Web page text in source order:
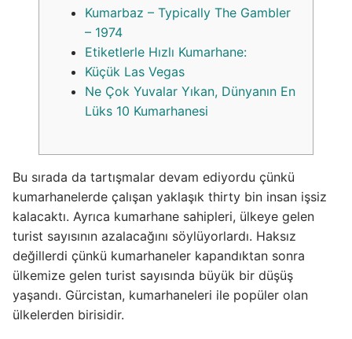
Kumarbaz – Typically The Gambler
– 1974
Etiketlerle Hızlı Kumarhane:
Küçük Las Vegas
Ne Çok Yuvalar Yıkan, Dünyanın En
Lüks 10 Kumarhanesi
Bu sırada da tartışmalar devam ediyordu çünkü
kumarhanelerde çalışan yaklaşık thirty bin insan işsiz
kalacaktı. Ayrıca kumarhane sahipleri, ülkeye gelen
turist sayısının azalacağını söylüyorlardı. Haksız
değillerdi çünkü kumarhaneler kapandıktan sonra
ülkemize gelen turist sayısında büyük bir düşüş
yaşandı. Gürcistan, kumarhaneleri ile popüler olan
ülkelerden birisidir.